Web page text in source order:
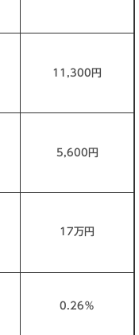
11,300円
5,600円
17万円
0.26％